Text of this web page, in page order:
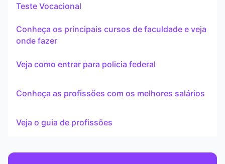
Teste Vocacional
Conheça os principais cursos de faculdade e veja
onde fazer
Veja como entrar para policia federal
Conheça as profissões com os melhores salários
Veja o guia de profissões